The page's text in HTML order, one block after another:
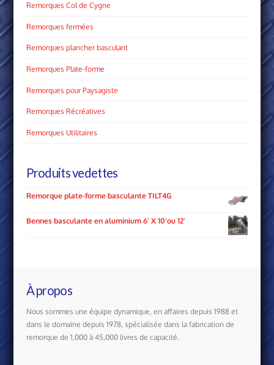
Remorques Col de Cygne
Remorques fermées
Remorques plancher basculant
Remorques Plate­-forme
Remorques pour Paysagiste
Remorques Récréatives
Remorques Utilitaires
Produits vedettes
Remorque plate-forme basculante TILT4G
Bennes basculante en aluminium 6' X 10'ou 12'
À propos
Nous sommes une équipe dynamique, en affaires depuis 1988 et
dans le domaine depuis 1978, spécialisée dans la fabrication de
remorque de 1,000 à 45,000 livres de capacité.